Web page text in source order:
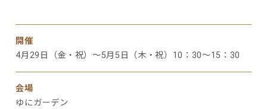
開催
4月29日（金・祝）～5月5日（木・祝）10：30～15：30
会場
ゆにガーデン